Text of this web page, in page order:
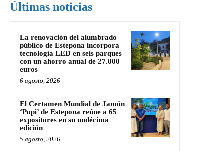
Últimas noticias
La renovación del alumbrado
público de Estepona incorpora
tecnología LED en seis parques
con un ahorro anual de 27.000
euros
6 agosto, 2026
El Certamen Mundial de Jamón
‘Popi’ de Estepona reúne a 65
expositores en su undécima
edición
5 agosto, 2026